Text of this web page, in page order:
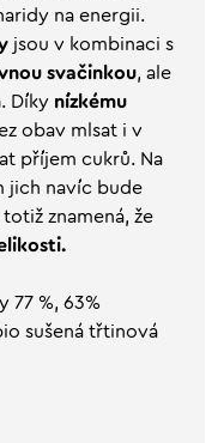
na energii.
jsou v kombinaci s
svačinkou, ale
. Díky nízkému
obav mlsat i v
příjem cukrů. Na
jich navíc bude
totiž znamená, že
77 %, 63%
sušená třtinová